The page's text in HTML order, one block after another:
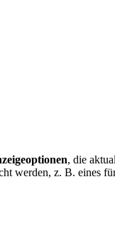
, die
werden, z. B. eines